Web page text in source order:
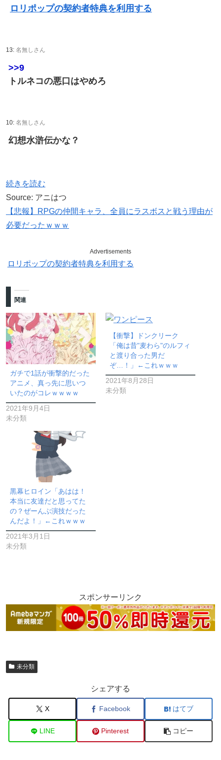
ロリポップの契約者特典を利用する
13: 名無しさん
>>9
トルネコの悪口はやめろ
10: 名無しさん
幻想水滸伝かな？
続きを読む
Source: アニはつ
【悲報】RPGの仲間キャラ、全員にラスボスと戦う理由が
必要だったｗｗｗ
Advertisements
ロリポップの契約者特典を利用する
関連
ガチで1話が衝撃的だった
アニメ、真っ先に思いつ
いたのがコレｗｗｗｗ
2021年9月4日
未分類
【衝撃】ドンクリーク
「俺は昔"麦わら"のルフィ
と渡り合った男だ
ぞ…！」←これｗｗｗ
2021年8月28日
未分類
黒幕ヒロイン「あはは！
本当に友達だと思ってた
の？ぜーんぶ演技だった
んだよ！」←これｗｗｗ
2021年3月1日
未分類
スポンサーリンク
未分類
シェアする
X Facebook はてブ
LINE Pinterest コピー